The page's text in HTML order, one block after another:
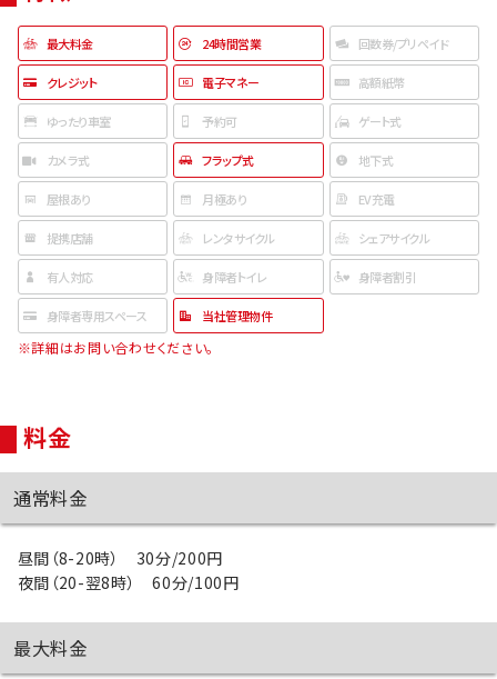
最大料金 24時間営業 回数券/プリペイド
クレジット 電子マネー 高額紙幣
ゆったり車室 予約可 ゲート式
カメラ式 フラップ式 地下式
屋根あり 月極あり EV充電
提携店舗 レンタサイクル シェアサイクル
有人対応 身障者トイレ 身障者割引
身障者専用スペース 当社管理物件
※詳細はお問い合わせください。
料金
通常料金
昼間（8-20時） 30分/200円
夜間（20-翌8時） 60分/100円
最大料金